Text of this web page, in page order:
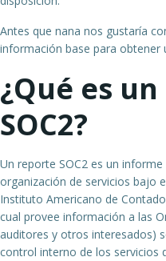
Antes que nana nos gustaría
información base para obtener
¿Qué es
SOC2?
Un reporte SOC2 es un
organización de servicios bajo
Instituto Americano de
cual provee información a las
auditores y otros interesados)
control interno de los servicios